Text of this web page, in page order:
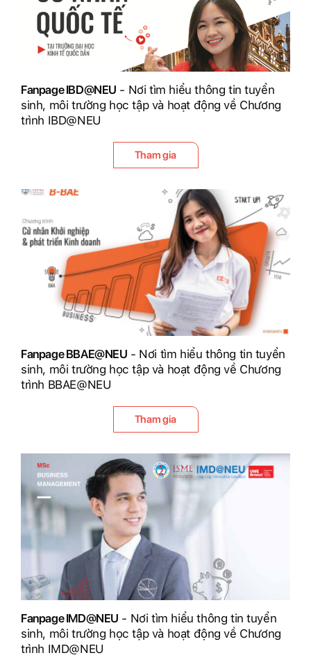
Fanpage IBD@NEU - Nơi tìm hiểu thông tin tuyển
sinh, môi trường học tập và hoạt động về Chương
trình IBD@NEU
Tham gia
Fanpage BBAE@NEU - Nơi tìm hiểu thông tin tuyển
sinh, môi trường học tập và hoạt động về Chương
trình BBAE@NEU
Tham gia
Fanpage IMD@NEU - Nơi tìm hiểu thông tin tuyển
sinh, môi trường học tập và hoạt động về Chương
trình IMD@NEU